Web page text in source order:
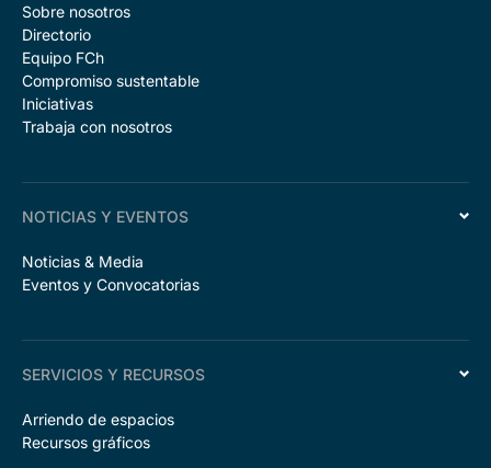
Sobre nosotros
Directorio
Equipo FCh
Compromiso sustentable
Iniciativas
Trabaja con nosotros
NOTICIAS Y EVENTOS
Noticias & Media
Eventos y Convocatorias
SERVICIOS Y RECURSOS
Arriendo de espacios
Recursos gráficos